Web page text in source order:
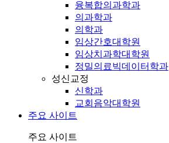
융복합의과학과
의과학과
의학과
임상간호대학원
임상치과학대학원
정밀의료빅데이터학과
성신교정
신학과
교회음악대학원
주요 사이트
주요 사이트